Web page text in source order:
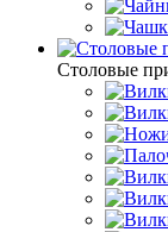
Cтоловые